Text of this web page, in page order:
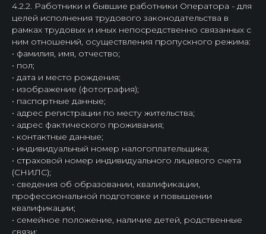
4.2.2. Работники и бывшие работники Оператора - для
целей исполнения трудового законодательства в
рамках трудовых и иных непосредственно связанных с
ним отношений, осуществления пропускного режима:
• фамилия, имя, отчество;
• пол;
• дата и место рождения;
• изображение (фотография);
• паспортные данные;
• адрес регистрации по месту жительства;
• адрес фактического проживания;
• контактные данные;
• индивидуальный номер налогоплательщика;
• страховой номер индивидуального лицевого счета
(СНИЛС);
• сведения об образовании, квалификации,
профессиональной подготовке и повышении
квалификации;
• семейное положение, наличие детей, родственные
связи;